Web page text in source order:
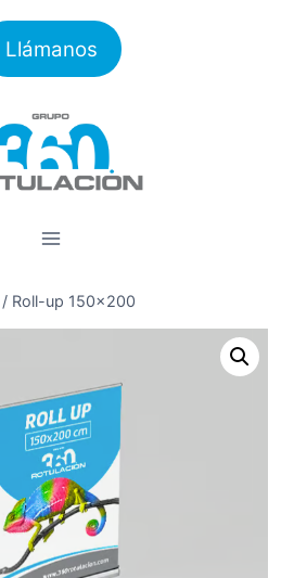
Llámanos
/ Roll-up 150×200